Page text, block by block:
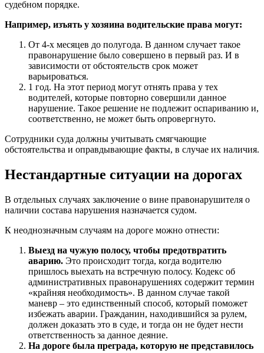
судебном порядке.
Например, изъять у хозяина водительские права могут:
От 4-х месяцев до полугода. В данном случает такое
правонарушение было совершено в первый раз. И в
зависимости от обстоятельств срок может
варьироваться.
1 год. На этот период могут отнять права у тех
водителей, которые повторно совершили данное
нарушение. Такое решение не подлежит оспариванию и,
соответственно, не может быть опровергнуто.
Сотрудники суда должны учитывать смягчающие
обстоятельства и оправдывающие факты, в случае их наличия.
Нестандартные ситуации на дорогах
В отдельных случаях заключение о вине правонарушителя о
наличии состава нарушения назначается судом.
К неоднозначным случаям на дороге можно отнести:
Выезд на чужую полосу, чтобы предотвратить
аварию. Это происходит тогда, когда водителю
пришлось выехать на встречную полосу. Кодекс об
административных правонарушениях содержит термин
«крайняя необходимость». В данном случае такой
маневр – это единственный способ, который поможет
избежать аварии. Гражданин, находившийся за рулем,
должен доказать это в суде, и тогда он не будет нести
ответственность за данное деяние.
На дороге была преграда, которую не представилось